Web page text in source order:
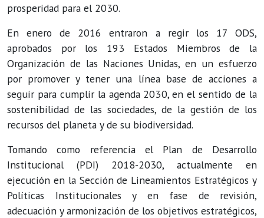
prosperidad para el 2030.
En enero de 2016 entraron a regir los 17 ODS,
aprobados por los 193 Estados Miembros de la
Organización de las Naciones Unidas, en un esfuerzo
por promover y tener una línea base de acciones a
seguir para cumplir la agenda 2030, en el sentido de la
sostenibilidad de las sociedades, de la gestión de los
recursos del planeta y de su biodiversidad.
Tomando como referencia el Plan de Desarrollo
Institucional (PDI) 2018-2030, actualmente en
ejecución en la Sección de Lineamientos Estratégicos y
Políticas Institucionales y en fase de revisión,
adecuación y armonización de los objetivos estratégicos,